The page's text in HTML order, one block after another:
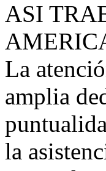
ASI
La
amplia
la